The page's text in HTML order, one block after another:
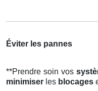
Éviter les pannes
**Prendre soin vos
minimiser les blocages